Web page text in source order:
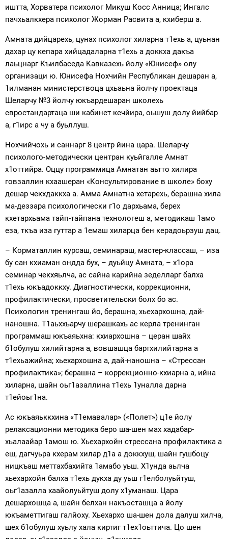
иштта, Хорватера психолог Микуш Косс Анница; Ингалс
пачхьалкхера психолог Жорман Расвита а, кхиберш а.
Амната дийцарехь, цунах психолог хиларна т1ехь а, цуьнан
дахар цу кепара хийцадаларна т1ехь а доккха дакъа
лаьцнарг Къилбаседа Кавказехь йолу «Юнисеф» олу
организаци ю. Юнисефа Нохчийн Республикан дешаран а,
1илманан министерствоца цхьаьна йолчу проектаца
Шеларчу №3 йолчу юкъардешаран школехь
евростандартаца ши кабинет кечйира, оьшуш долу йийбар
а, г1ирс а чу а буьллуш.
Нохчийчохь и саннарг 8 центр йина цара. Шеларчу
психолого-методически центран куьйгалле Амнат
х1оттийра. Оццу программица Амнатан аьтто хилира
говзаллин кхаашеран «Консультирование в школе» боху
дешар чекхдаккха а. Амма Амнатна хетарехь, берашна хила
ма-деззара психологически г1о дархьама, берех
кхетархьама тайп-тайпана технологеш а, методикаш 1амо
еза, ткъа иза гуттар а 1емаш хиларца бен керадоьрзуш дац.
– Корматаллин курсаш, семинараш, мастер-классаш, – иза
бу сан кхиаман ондда бух, – дуьйцу Амната, – х1ора
семинар чекхяьлча, ас сайна карийна зеделларг балха
т1ехь юкъадоккху. Диагностически, коррекционни,
профилактически, просветительски болх бо ас.
Психологин тренингаш йо, берашна, хьехархошна, дай-
наношна. Т1аьххьарчу шерашкахь ас керла тренинган
программаш юкъаяьхна: кхиархошна – церан шайх
б1обулуш хилийтарна а, вовшашца бартхилийтарна а
т1ехьажийна; хьехархошна а, дай-наношна – «Стрессан
профилактика»; берашна – коррекционно-кхиарна а, ийна
хиларна, шайн оьг1азаллина т1ехь 1уналла дарна
т1ейоьг1на.
Ас юкъаяьккхина «Т1емавалар» («Полет») ц1е йолу
релаксационни методика беро ша-шен мах хадабар-
хьалаайар 1амош ю. Хьехархойн стрессана профилактика а
еш, дагчуьра кхерам хилар д1а а доккхуш, шайн гушбоцу
ницкъаш меттахбахийта 1амабо уьш. Х1унда аьлча
хьехархойн балха т1ехь дукха ду уьш г1елболуьйтуш,
оьг1азалла хаайолуьйтуш долу х1уманаш. Цара
дешархошца а, шайн белхан накъосташца а йолу
юкъаметтигаш галйоху. Хьехархо ша-шен дола далуш хилча,
шех б1обулуш хуьлу хала киртиг т1ех1оьттича. Цо шен